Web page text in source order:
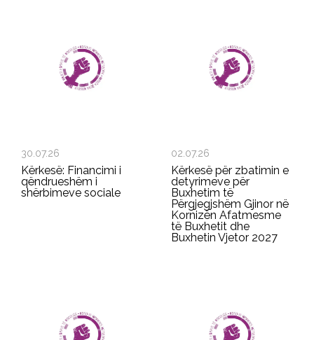
30.07.26
Kërkesë: Financimi i
qëndrueshëm i
shërbimeve sociale
02.07.26
Kërkesë për zbatimin e
detyrimeve për
Buxhetim të
Përgjegjshëm Gjinor në
Kornizën Afatmesme
të Buxhetit dhe
Buxhetin Vjetor 2027